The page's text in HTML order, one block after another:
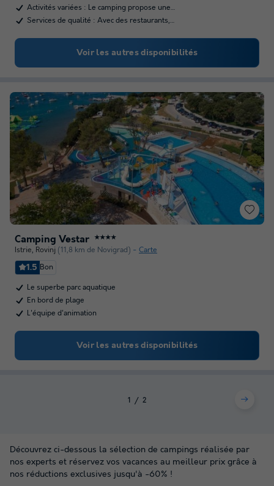
Activités variées : Le camping propose une…
Services de qualité : Avec des restaurants,…
Voir les autres disponibilités
Camping Vestar ★★★★
Istrie, Rovinj (11,8 km de Novigrad) Carte
1.5 Bon
Le superbe parc aquatique
En bord de plage
L'équipe d'animation
Voir les autres disponibilités
1 2
Découvrez ci-dessous la sélection de campings réalisée par
nos experts et réservez vos vacances au meilleur prix grâce à
nos réductions exclusives jusqu'à -60% !